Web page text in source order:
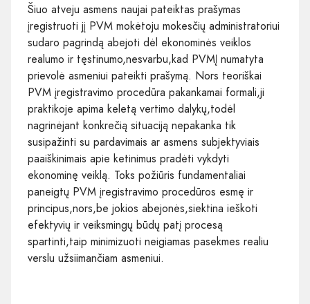
Šiuo atveju asmens naujai pateiktas prašymas
įregistruoti jį PVM mokėtoju mokesčių administratoriui
sudaro pagrindą abejoti dėl ekonominės veiklos
realumo ir tęstinumo,nesvarbu,kad PVMĮ numatyta
prievolė asmeniui pateikti prašymą. Nors teoriškai
PVM įregistravimo procedūra pakankamai formali,ji
praktikoje apima keletą vertimo dalykų,todėl
nagrinėjant konkrečią situaciją nepakanka tik
susipažinti su pardavimais ar asmens subjektyviais
paaiškinimais apie ketinimus pradėti vykdyti
ekonominę veiklą. Toks požiūris fundamentaliai
paneigtų PVM įregistravimo procedūros esmę ir
principus,nors,be jokios abejonės,siektina ieškoti
efektyvių ir veiksmingų būdų patį procesą
spartinti,taip minimizuoti neigiamas pasekmes realiu
verslu užsiimančiam asmeniui.